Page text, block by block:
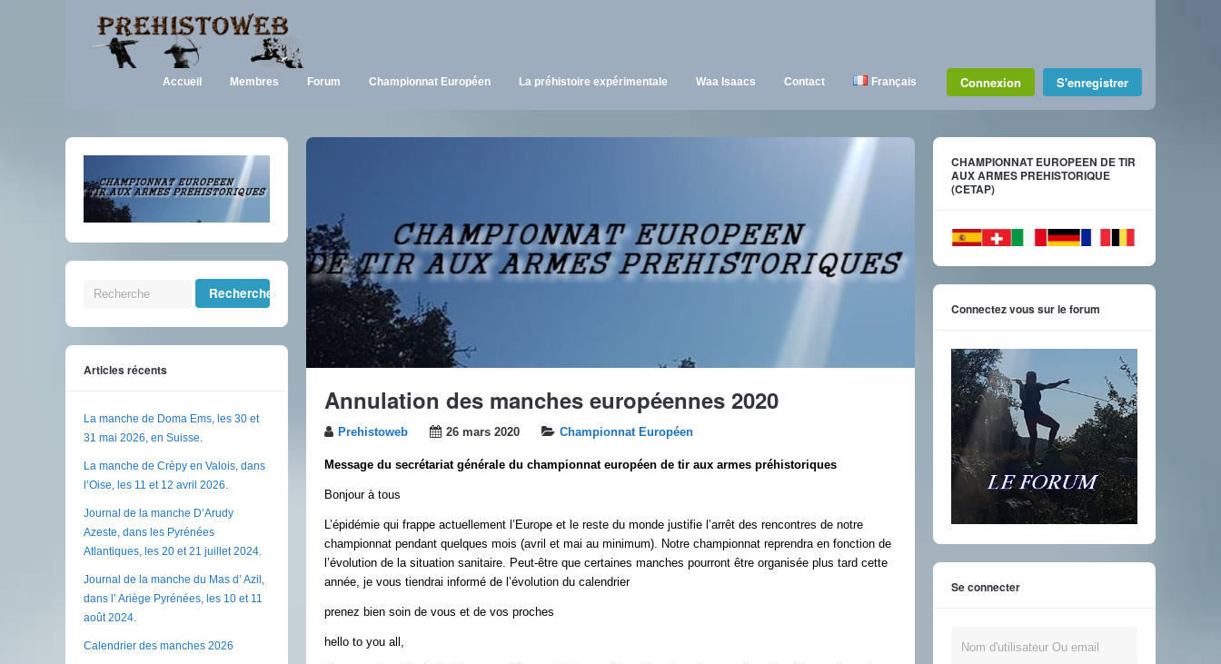
Accueil Membres Forum Championnat Européen La préhistoire expérimentale Waa Isaacs Contact Français Connexion S'enregistrer
Annulation des manches européennes 2020
Prehistoweb 26 mars 2020 Championnat Européen
Message du secrétariat générale du championnat européen de tir aux armes préhistoriques
Bonjour à tous
L’épidémie qui frappe actuellement l’Europe et le reste du monde justifie l’arrêt des rencontres de notre
championnat pendant quelques mois (avril et mai au minimum). Notre championnat reprendra en fonction de
l’évolution de la situation sanitaire. Peut-être que certaines manches pourront être organisée plus tard cette
année, je vous tiendrai informé de l’évolution du calendrier
prenez bien soin de vous et de vos proches
hello to you all,
Articles récents
La manche de Doma Ems, les 30 et
31 mai 2026, en Suisse.
La manche de Crèpy en Valois, dans
l’Oise, les 11 et 12 avril 2026.
Journal de la manche D’Arudy
Azeste, dans les Pyrénées
Atlantiques, les 20 et 21 juillet 2024.
Journal de la manche du Mas d’ Azil,
dans l’ Ariège Pyrénées, les 10 et 11
août 2024.
Calendrier des manches 2026
CHAMPIONNAT EUROPEEN DE TIR
AUX ARMES PREHISTORIQUE
(CETAP)
Connectez vous sur le forum
Se connecter